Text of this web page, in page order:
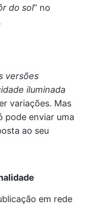
do sol” no
versões
iluminada
variações. Mas
pode enviar uma
ao seu
em rede